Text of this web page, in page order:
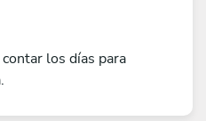
los días para